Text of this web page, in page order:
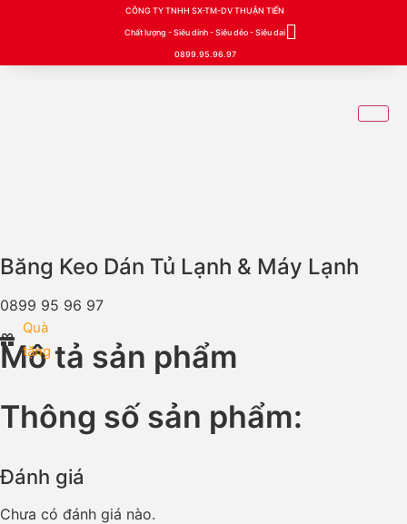
CÔNG TY TNHH SX-TM-DV THUẬN TIẾN
Chất lượng - Siêu dính - Siêu dẻo - Siêu dai
0899.95.96.97
Băng Keo Dán Tủ Lạnh & Máy Lạnh
0899 95 96 97
Quà
tặng
Mô tả sản phẩm
Thông số sản phẩm:
Đánh giá
Chưa có đánh giá nào.